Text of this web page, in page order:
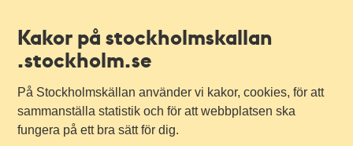
Kakor på stockholmskallan
.stockholm.se
På Stockholmskällan använder vi kakor, cookies, för att
sammanställa statistik och för att webbplatsen ska
fungera på ett bra sätt för dig.